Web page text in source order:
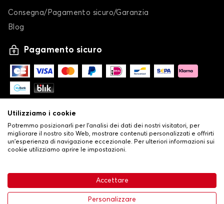
63,99 € Aggiungi al carrello
Consegna/Pagamento sicuro/Garanzia
Blog
Pagamento sicuro
Condizioni generali di vendita•
Politica sulla privacy e sui cookie•Livraison
Utilizziamo i cookie
Potremmo posizionarli per l'analisi dei dati dei nostri visitatori, per
migliorare il nostro sito Web, mostrare contenuti personalizzati e offrirti
un'esperienza di navigazione eccezionale. Per ulteriori informazioni sui
cookie utilizziamo aprire le impostazioni.
Accettare
Personalizzare